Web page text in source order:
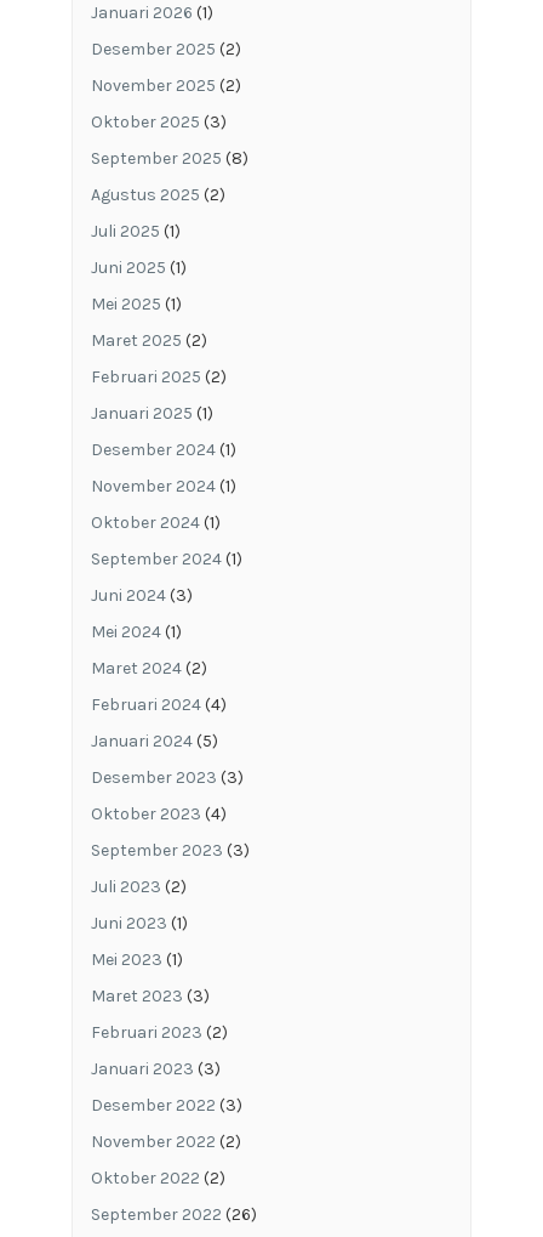
Januari 2026 (1)
Desember 2025 (2)
November 2025 (2)
Oktober 2025 (3)
September 2025 (8)
Agustus 2025 (2)
Juli 2025 (1)
Juni 2025 (1)
Mei 2025 (1)
Maret 2025 (2)
Februari 2025 (2)
Januari 2025 (1)
Desember 2024(1)
November 2024(1)
Oktober 2024(1)
September 2024(1)
Juni 2024(3)
Mei 2024(1)
Maret 2024(2)
Februari 2024(4)
Januari 2024(5)
Desember 2023 (3)
Oktober 2023 (4)
September 2023 (3)
Juli 2023 (2)
Juni 2023 (1)
Mei 2023 (1)
Maret 2023 (3)
Februari 2023 (2)
Januari 2023 (3)
Desember 2022 (3)
November 2022 (2)
Oktober 2022 (2)
September 2022 (26)